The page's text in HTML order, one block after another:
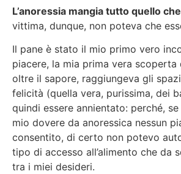
L’anoressia mangia tutto quello
vittima, dunque, non poteva che
Il pane è stato il mio primo vero
piacere, la mia prima vera scoperta
oltre il sapore, raggiungeva gli
felicità (quella vera, purissima, dei
quindi essere annientato: perché,
mio dovere da anoressica nessun
consentito, di certo non potevo
tipo di accesso all’alimento che da
tra i miei desideri.